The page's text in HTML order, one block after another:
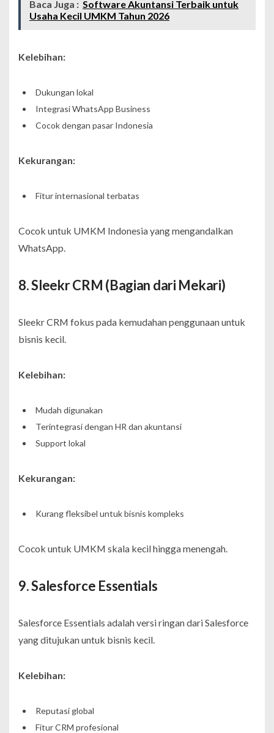
Baca Juga : Software Akuntansi Terbaik untuk
Usaha Kecil UMKM Tahun 2026
Kelebihan:
Dukungan lokal
Integrasi WhatsApp Business
Cocok dengan pasar Indonesia
Kekurangan:
Fitur internasional terbatas
Cocok untuk UMKM Indonesia yang mengandalkan
WhatsApp.
8. Sleekr CRM (Bagian dari Mekari)
Sleekr CRM fokus pada kemudahan penggunaan untuk
bisnis kecil.
Kelebihan:
Mudah digunakan
Terintegrasi dengan HR dan akuntansi
Support lokal
Kekurangan:
Kurang fleksibel untuk bisnis kompleks
Cocok untuk UMKM skala kecil hingga menengah.
9. Salesforce Essentials
Salesforce Essentials adalah versi ringan dari Salesforce
yang ditujukan untuk bisnis kecil.
Kelebihan:
Reputasi global
Fitur CRM profesional